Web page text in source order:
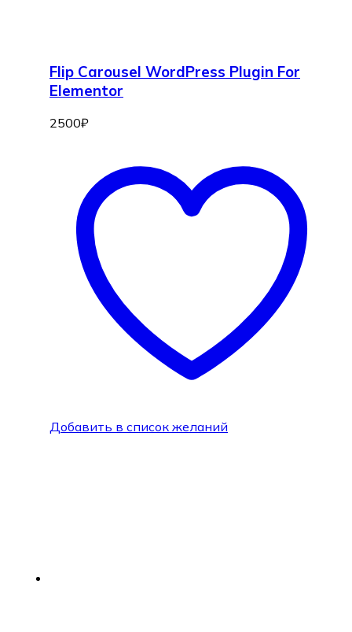
Flip Carousel WordPress Plugin For
Elementor
2500₽
Добавить в список желаний